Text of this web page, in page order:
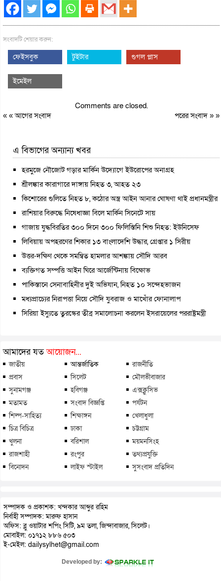
সংবাদটি শেয়ার করুন:
ফেইসবুক টুইটার গুগল প্লাস
ইমেইল
Comments are closed.
« «আগের সংবাদ পরের সংবাদ» »
এ বিভাগের অন্যান্য খবর
হরমুজে নৌজোট গড়ার মার্কিন উদ্যোগে ইউরোপের অনাগ্রহ
শ্রীলঙ্কার কারাগারে দাঙ্গায় নিহত ৩, আহত ২৩
কিশোরের গুলিতে নিহত ৮, কঠোর অস্ত্র আইন আনার ঘোষণা থাই প্রধানমন্ত্রীর
রাশিয়ার বিরুদ্ধে নিষেধাজ্ঞা বিলে মার্কিন সিনেটে সায়
গাজায় যুদ্ধবিরতির ৩০০ দিনে ৩০০ ফিলিস্তিনি শিশু নিহত: ইউনিসেফ
লিবিয়ায় অপহরণের শিকার ১৩ বাংলাদেশি উদ্ধার, গ্রেপ্তার ১ সিরীয়
উত্তর-দক্ষিণ থেকে সমন্বিত হামলার আশঙ্কায় সৌদি আরব
ব্যক্তিগত সম্পত্তি আইন ঘিরে আর্জেন্টিনায় বিক্ষোভ
পাকিস্তানে সেনাবাহিনীর দুই অভিযান, নিহত ১০ সন্দেহভাজন
মধ্যপ্রাচ্যের নিরাপত্তা নিয়ে সৌদি যুবরাজ ও মাখোঁর ফোনালাপ
সিরিয়া ইস্যুতে তুরস্কের তীব্র সমালোচনা করলেন ইসরায়েলের পররাষ্ট্রমন্ত্রী
আমাদের যতআয়োজন...
জাতীয় আন্তর্জাতিক
রাজনীতি
প্রবাস
সিলেট
মৌলভীবাজার
সুনামগঞ্জ
হবিগঞ্জ
এক্সক্লুসিভ
মতামত
সংবাদ বিজ্ঞপ্তি
পর্যটন
শিল্প-সাহিত্য
শিক্ষাঙ্গন
খেলাধুলা
চিত্র বিচিত্র
ঢাকা
চট্টগ্রাম
খুলনা
বরিশাল
ময়মনসিংহ
রাজশাহী
রংপুর
তথ্যপ্রযুক্তি
বিনোদন
লাইফ স্টাইল সুসংবাদ প্রতিদিন
সম্পাদক ও প্রকাশক: খন্দকার আব্দুর রহিম
নির্বাহী সম্পাদক: মারুফ হাসান
অফিস: ব্লু ওয়াটার শপিং সিটি, ৯ম তলা, জিন্দাবাজার, সিলেট।
মোবাইল: ০১৭১২ ৮৮৬ ৫০৩
ই-মেইল: dailysylhet@gmail.com
Developed by: